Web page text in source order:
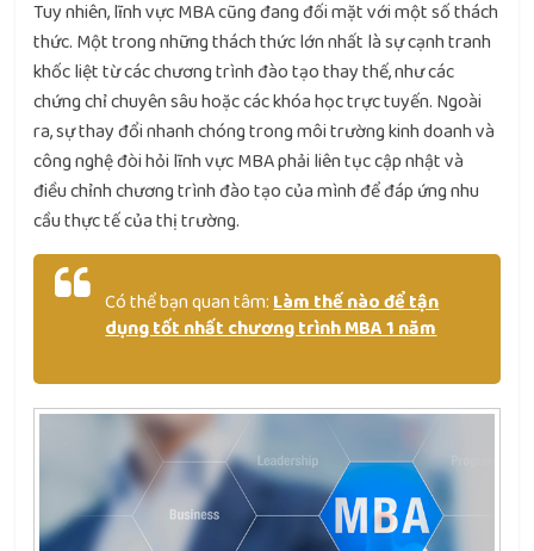
Tuy nhiên, lĩnh vực MBA cũng đang đối mặt với một số thách
thức. Một trong những thách thức lớn nhất là sự cạnh tranh
khốc liệt từ các chương trình đào tạo thay thế, như các
chứng chỉ chuyên sâu hoặc các khóa học trực tuyến. Ngoài
ra, sự thay đổi nhanh chóng trong môi trường kinh doanh và
công nghệ đòi hỏi lĩnh vực MBA phải liên tục cập nhật và
điều chỉnh chương trình đào tạo của mình để đáp ứng nhu
cầu thực tế của thị trường.
Có thể bạn quan tâm:Làm thế nào để tận
dụng tốt nhất chương trình MBA 1 năm